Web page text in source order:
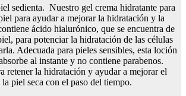
sedienta. Nuestro gel crema hidratante para
para ayudar a mejorar la hidratación y la
ácido hialurónico, que se encuentra de
para potenciar la hidratación de las células
Adecuada para pieles sensibles, esta loción
al instante y no contiene parabenos.
retener la hidratación y ayudar a mejorar el
piel seca con el paso del tiempo.